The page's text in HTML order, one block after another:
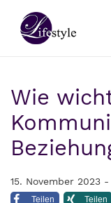
Wie
15. November 2023 -
Teilen Teilen